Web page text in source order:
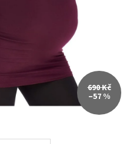
690 Kč
–57 %